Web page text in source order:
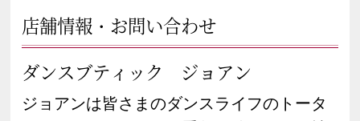
店舗情報・お問い合わせ
ダンスブティック ジョアン
ジョアンは皆さまのダンスライフのトータ